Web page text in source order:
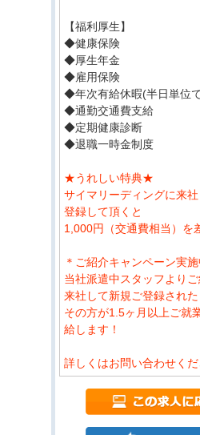
【福利厚生】
◆健康保険
◆厚生年金
◆雇用保険
◆年次有給休暇(半日単位
◆通勤交通費支給
◆定期健康診断
◆退職一時金制度
★うれしい特典★
サイマリーディングに来
登録して頂くと
1,000円（交通費相当）を
＊ご紹介キャンペーン実施
当社派遣中スタッフより
来社して新規ご登録され
その方が1.5ヶ月以上ご就
給します！
詳しくはお問い合わせくだ